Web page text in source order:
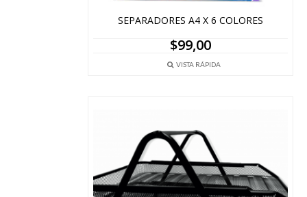
SEPARADORES A4 X 6 COLORES
$99,00
VISTA RÁPIDA